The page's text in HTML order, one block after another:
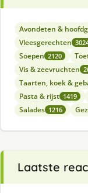
Avondeten &
Vleesgerechten
Soepen 2120
Vis & zeevruchten
Taarten, koek &
Pasta & rijst 1419
Salades 1216
Laatste